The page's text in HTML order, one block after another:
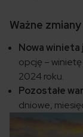
Ważne
Nowa
opcję –
2024 roku.
Pozostałe
dniowe,